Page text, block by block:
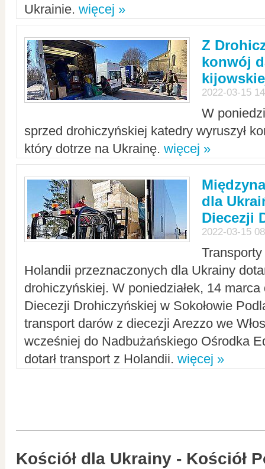
Ukrainie. więcej »
Z
konwój
2022-03-15
W
sprzed drohiczyńskiej katedry wyruszył
który dotrze na Ukrainę. więcej »
dla
Diecezji
2022-03-15
Holandii przeznaczonych dla Ukrainy
drohiczyńskiej. W poniedziałek, 14
Diecezji Drohiczyńskiej w Sokołowie
transport darów z diecezji Arezzo we
wcześniej do Nadbużańskiego Ośrodka
dotarł transport z Holandii. więcej »
Kościół dla Ukrainy - Kościół